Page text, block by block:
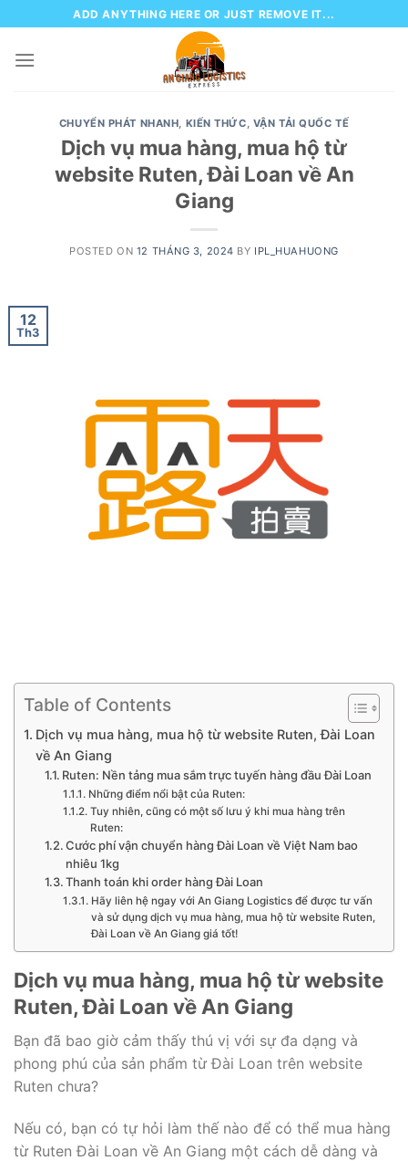
to
content
ADD ANYTHING HERE OR JUST REMOVE IT...
CHUYỂN PHÁT NHANH, KIẾN THỨC, VẬN TẢI QUỐC TẾ
Dịch vụ mua hàng, mua hộ từ
website Ruten, Đài Loan về An
Giang
POSTED ON 12 THÁNG 3, 2024 BY IPL_HUAHUONG
12
Th3
Table of Contents
Dịch vụ mua hàng, mua hộ từ website Ruten, Đài Loan
về An Giang
Ruten: Nền tảng mua sắm trực tuyến hàng đầu Đài Loan
Những điểm nổi bật của Ruten:
Tuy nhiên, cũng có một số lưu ý khi mua hàng trên
Ruten:
Cước phí vận chuyển hàng Đài Loan về Việt Nam bao
nhiêu 1kg
Thanh toán khi order hàng Đài Loan
Hãy liên hệ ngay với An Giang Logistics để được tư vấn
và sử dụng dịch vụ mua hàng, mua hộ từ website Ruten,
Đài Loan về An Giang giá tốt!
Dịch vụ mua hàng, mua hộ từ website
Ruten, Đài Loan về An Giang
Bạn đã bao giờ cảm thấy thú vị với sự đa dạng và
phong phú của sản phẩm từ Đài Loan trên website
Ruten chưa?
Nếu có, bạn có tự hỏi làm thế nào để có thể mua hàng
từ Ruten Đài Loan về An Giang một cách dễ dàng và